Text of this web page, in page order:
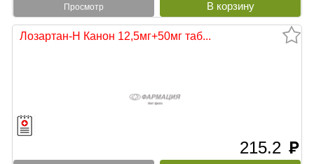
Просмотр
Лозартан-Н Канон 12,5мг+50мг таб...
215.2 руб